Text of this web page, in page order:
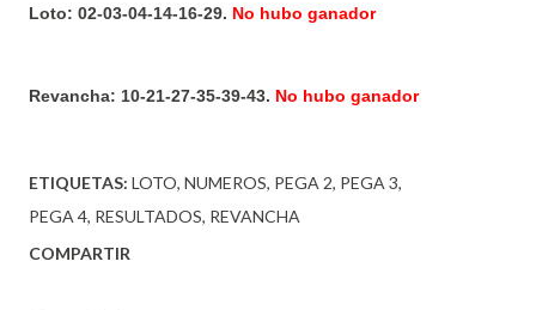
Loto: 02-03-04-14-16-29. No hubo ganador
Revancha: 10-21-27-35-39-43. No hubo ganador
ETIQUETAS: LOTO NUMEROS PEGA 2 PEGA 3
PEGA 4 RESULTADOS REVANCHA
COMPARTIR